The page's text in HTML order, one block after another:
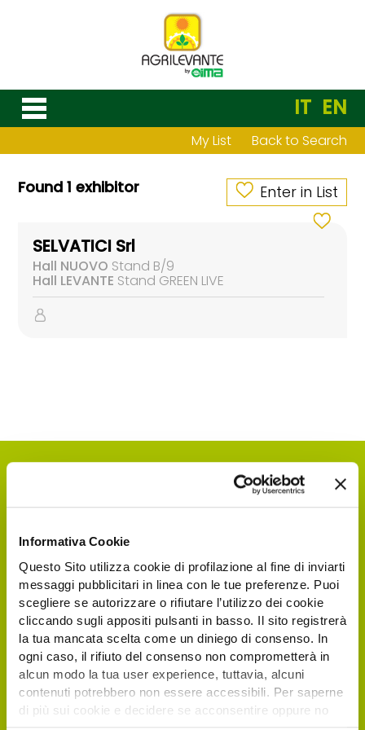
Informativa Cookie
Questo Sito utilizza cookie di profilazione al fine di inviarti
messaggi pubblicitari in linea con le tue preferenze. Puoi
scegliere se autorizzare o rifiutare l’utilizzo dei cookie
cliccando sugli appositi pulsanti in basso. Il sito registrerà
la tua mancata scelta come un diniego di consenso. In
ogni caso, il rifiuto del consenso non comprometterà in
alcun modo la tua user experience, tuttavia, alcuni
contenuti potrebbero non essere accessibili. Per saperne
di più sui cookie e decidere se acconsentire oppure no
IT EN
My List Back to Search
Found 1 exhibitor Enter in List
SELVATICI Srl
Hall NUOVO Stand B/9
Hall LEVANTE Stand GREEN LIVE
Request your free e-
ticket
Italian and foreign visitors and operators
interested in visiting Agrilevante by Eima 2025